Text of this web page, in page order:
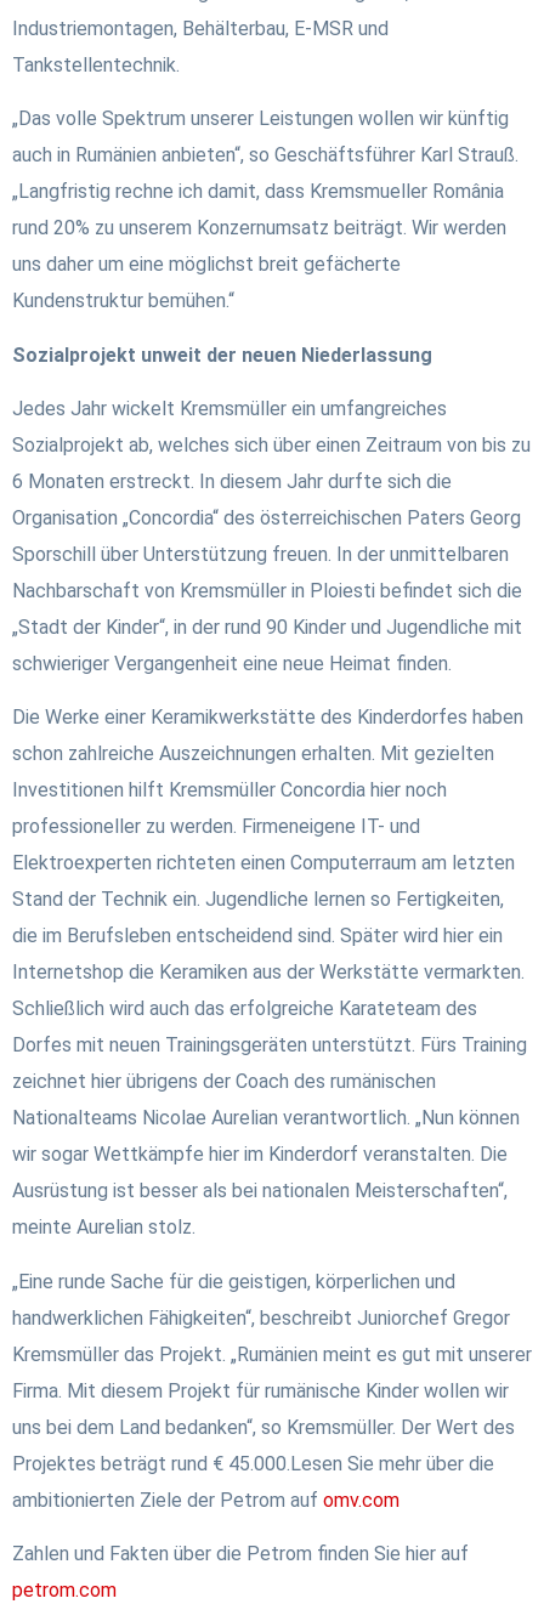
Industriemontagen, Behälterbau, E-MSR und
Tankstellentechnik.
„Das volle Spektrum unserer Leistungen wollen wir künftig
auch in Rumänien anbieten“, so Geschäftsführer Karl Strauß.
„Langfristig rechne ich damit, dass Kremsmueller România
rund 20% zu unserem Konzernumsatz beiträgt. Wir werden
uns daher um eine möglichst breit gefächerte
Kundenstruktur bemühen.“
Sozialprojekt unweit der neuen Niederlassung
Jedes Jahr wickelt Kremsmüller ein umfangreiches
Sozialprojekt ab, welches sich über einen Zeitraum von bis zu
6 Monaten erstreckt. In diesem Jahr durfte sich die
Organisation „Concordia“ des österreichischen Paters Georg
Sporschill über Unterstützung freuen. In der unmittelbaren
Nachbarschaft von Kremsmüller in Ploiesti befindet sich die
„Stadt der Kinder“, in der rund 90 Kinder und Jugendliche mit
schwieriger Vergangenheit eine neue Heimat finden.
Die Werke einer Keramikwerkstätte des Kinderdorfes haben
schon zahlreiche Auszeichnungen erhalten. Mit gezielten
Investitionen hilft Kremsmüller Concordia hier noch
professioneller zu werden. Firmeneigene IT- und
Elektroexperten richteten einen Computerraum am letzten
Stand der Technik ein. Jugendliche lernen so Fertigkeiten,
die im Berufsleben entscheidend sind. Später wird hier ein
Internetshop die Keramiken aus der Werkstätte vermarkten.
Schließlich wird auch das erfolgreiche Karateteam des
Dorfes mit neuen Trainingsgeräten unterstützt. Fürs Training
zeichnet hier übrigens der Coach des rumänischen
Nationalteams Nicolae Aurelian verantwortlich. „Nun können
wir sogar Wettkämpfe hier im Kinderdorf veranstalten. Die
Ausrüstung ist besser als bei nationalen Meisterschaften“,
meinte Aurelian stolz.
„Eine runde Sache für die geistigen, körperlichen und
handwerklichen Fähigkeiten“, beschreibt Juniorchef Gregor
Kremsmüller das Projekt. „Rumänien meint es gut mit unserer
Firma. Mit diesem Projekt für rumänische Kinder wollen wir
uns bei dem Land bedanken“, so Kremsmüller. Der Wert des
Projektes beträgt rund € 45.000.Lesen Sie mehr über die
ambitionierten Ziele der Petrom auf omv.com
Zahlen und Fakten über die Petrom finden Sie hier auf
petrom.com